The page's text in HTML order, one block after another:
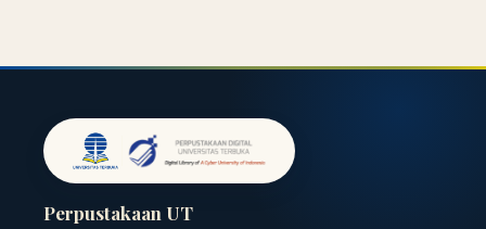
Perpustakaan UT